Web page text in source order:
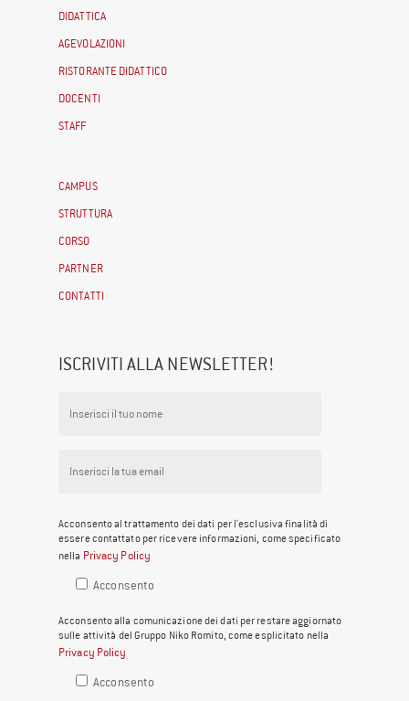
DIDATTICA
AGEVOLAZIONI
RISTORANTE DIDATTICO
DOCENTI
STAFF
CAMPUS
STRUTTURA
CORSO
PARTNER
CONTATTI
ISCRIVITI ALLA NEWSLETTER!
Acconsento al trattamento dei dati per l'esclusiva finalità di
essere contattato per ricevere informazioni, come specificato
nella Privacy Policy
Acconsento
Acconsento alla comunicazione dei dati per restare aggiornato
sulle attività del Gruppo Niko Romito, come esplicitato nella
Privacy Policy
Acconsento